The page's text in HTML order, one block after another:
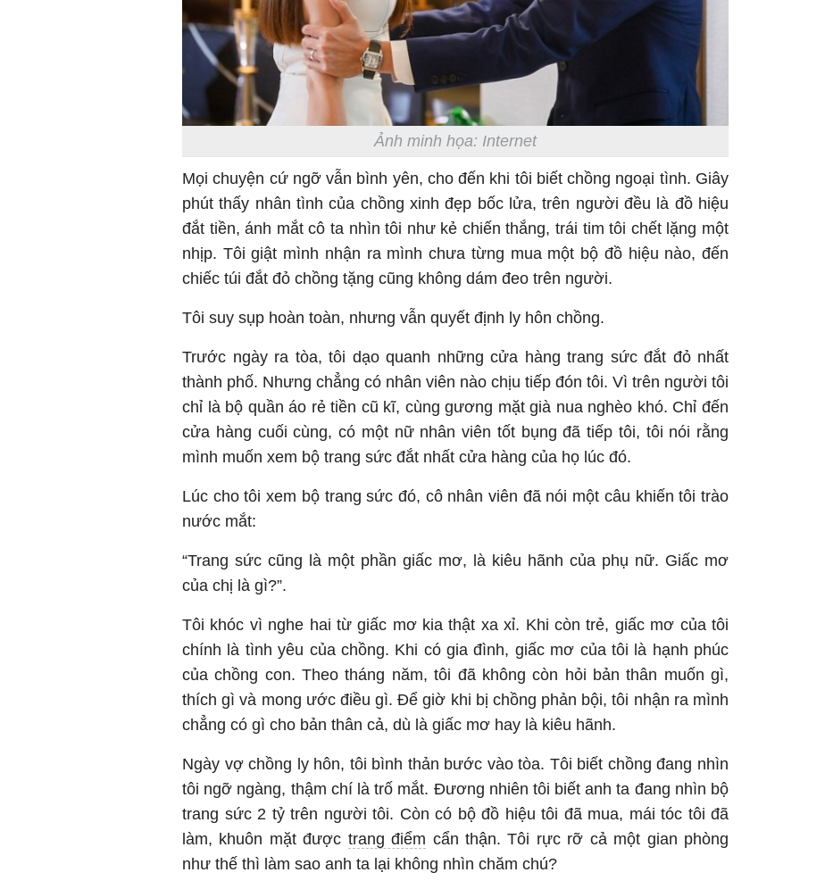
Ảnh minh họa: Internet
Mọi chuyện cứ ngỡ vẫn bình yên, cho đến khi tôi biết chồng ngoại tình. Giây
phút thấy nhân tình của chồng xinh đẹp bốc lửa, trên người đều là đồ hiệu
đắt tiền, ánh mắt cô ta nhìn tôi như kẻ chiến thắng, trái tim tôi chết lặng một
nhịp. Tôi giật mình nhận ra mình chưa từng mua một bộ đồ hiệu nào, đến
chiếc túi đắt đỏ chồng tặng cũng không dám đeo trên người.
Tôi suy sụp hoàn toàn, nhưng vẫn quyết định ly hôn chồng.
Trước ngày ra tòa, tôi dạo quanh những cửa hàng trang sức đắt đỏ nhất
thành phố. Nhưng chẳng có nhân viên nào chịu tiếp đón tôi. Vì trên người tôi
chỉ là bộ quần áo rẻ tiền cũ kĩ, cùng gương mặt già nua nghèo khó. Chỉ đến
cửa hàng cuối cùng, có một nữ nhân viên tốt bụng đã tiếp tôi, tôi nói rằng
mình muốn xem bộ trang sức đắt nhất cửa hàng của họ lúc đó.
Lúc cho tôi xem bộ trang sức đó, cô nhân viên đã nói một câu khiến tôi trào
nước mắt:
“Trang sức cũng là một phần giấc mơ, là kiêu hãnh của phụ nữ. Giấc mơ
của chị là gì?”.
Tôi khóc vì nghe hai từ giấc mơ kia thật xa xỉ. Khi còn trẻ, giấc mơ của tôi
chính là tình yêu của chồng. Khi có gia đình, giấc mơ của tôi là hạnh phúc
của chồng con. Theo tháng năm, tôi đã không còn hỏi bản thân muốn gì,
thích gì và mong ước điều gì. Để giờ khi bị chồng phản bội, tôi nhận ra mình
chẳng có gì cho bản thân cả, dù là giấc mơ hay là kiêu hãnh.
Ngày vợ chồng ly hôn, tôi bình thản bước vào tòa. Tôi biết chồng đang nhìn
tôi ngỡ ngàng, thậm chí là trố mắt. Đương nhiên tôi biết anh ta đang nhìn bộ
trang sức 2 tỷ trên người tôi. Còn có bộ đồ hiệu tôi đã mua, mái tóc tôi đã
làm, khuôn mặt được trang điểm cẩn thận. Tôi rực rỡ cả một gian phòng
như thế thì làm sao anh ta lại không nhìn chăm chú?